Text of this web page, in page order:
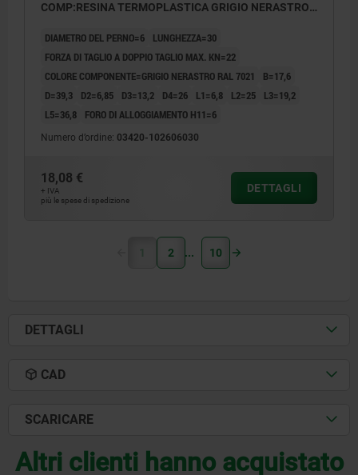
COMP:RESINA TERMOPLASTICA GRIGIO NERASTRO
DIAMETRO DEL PERNO=6
LUNGHEZZA=30
FORZA DI TAGLIO A DOPPIO TAGLIO MAX. KN=22
COLORE COMPONENTE=GRIGIO NERASTRO RAL 7021
B=17,6
D=39,3
D2=6,85 D3=13,2 D4=26 L1=6,8 L2=25
L3=19,2
L5=36,8
FORO DI ALLOGGIAMENTO H11=6
Numero d’ordine: 03420-102606030
18,08 €
+ IVA
più le spese di spedizione
DETTAGLI
1 2 10
DETTAGLI
CAD
SCARICARE
Altri clienti hanno acquistato